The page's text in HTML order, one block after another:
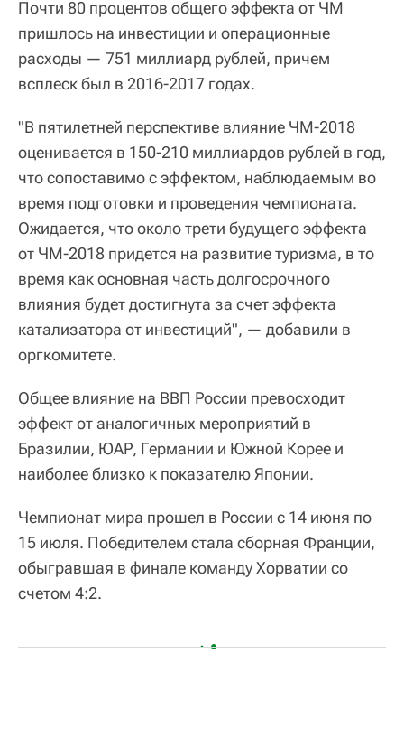
Почти 80 процентов общего эффекта от ЧМ
пришлось на инвестиции и операционные
расходы — 751 миллиард рублей, причем
всплеск был в 2016-2017 годах.
"В пятилетней перспективе влияние ЧМ-2018
оценивается в 150-210 миллиардов рублей в год,
что сопоставимо с эффектом, наблюдаемым во
время подготовки и проведения чемпионата.
Ожидается, что около трети будущего эффекта
от ЧМ-2018 придется на развитие туризма, в то
время как основная часть долгосрочного
влияния будет достигнута за счет эффекта
катализатора от инвестиций", — добавили в
оргкомитете.
Общее влияние на ВВП России превосходит
эффект от аналогичных мероприятий в
Бразилии, ЮАР, Германии и Южной Корее и
наиболее близко к показателю Японии.
Чемпионат мира прошел в России с 14 июня по
15 июля. Победителем стала сборная Франции,
обыгравшая в финале команду Хорватии со
счетом 4:2.